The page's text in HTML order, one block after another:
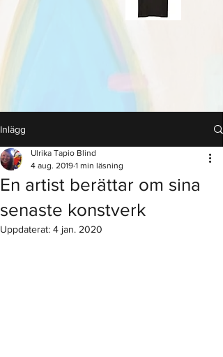
Inlägg
En artist berättar om sina
senaste konstverk
Ulrika Tapio Blind
4 aug. 2019 1 min läsning
Uppdaterat: 4 jan. 2020